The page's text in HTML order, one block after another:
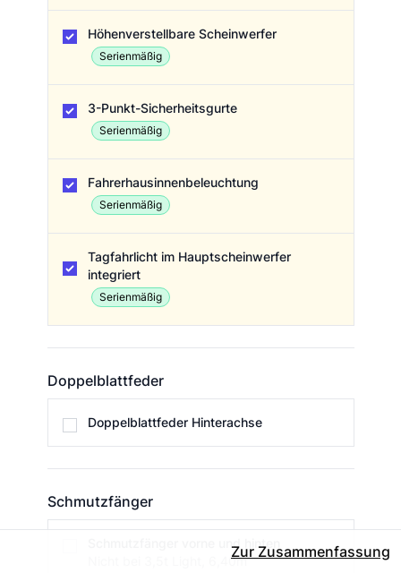
Höhenverstellbare Scheinwerfer
Serienmäßig
3-Punkt-Sicherheitsgurte
Serienmäßig
Fahrerhausinnenbeleuchtung
Serienmäßig
Tagfahrlicht im Hauptscheinwerfer
integriert
Serienmäßig
Doppelblattfeder
Doppelblattfeder Hinterachse
Schmutzfänger
Schmutzfänger
Schmutzfänger vorne und hinten
Nicht bei 3,5t Light, 6,40m
Zur Zusammenfassung